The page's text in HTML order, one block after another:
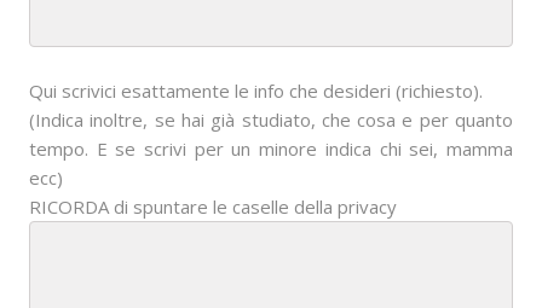
Qui scrivici esattamente le info che desideri (richiesto).
(Indica inoltre, se hai già studiato, che cosa e per quanto
tempo. E se scrivi per un minore indica chi sei, mamma
ecc)
RICORDA di spuntare le caselle della privacy